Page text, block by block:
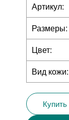
Артикул:
Размеры:
Цвет:
Вид кожи:
Купить